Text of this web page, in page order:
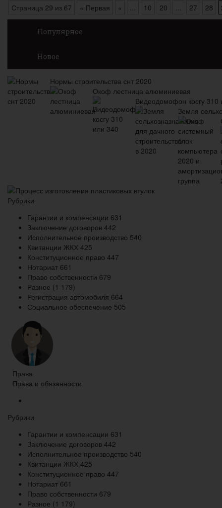
Страница 29 из 67
« Первая « 10 20 27 28
Популярное
Новое
Нормы строительства снт 2020
Окоф лестница алюминиевая
Видеодомофон косгу 310
Земля
Процесс изготовления пластиковых втулок
Рубрики
Гарантии и компенсации 631
Заключение договоров 442
Исполнительное производство 540
Квитанции ЖКХ 425
Конституционное право 447
Нотариат 661
Право собственности 679
Разное (1 179)
Регистрация автомобиля 664
Социальное обеспечение 505
Права
Права и обязанности
Рубрики
Гарантии и компенсации 631
Заключение договоров 442
Исполнительное производство 540
Квитанции ЖКХ 425
Конституционное право 447
Нотариат 661
Право собственности 679
Разное (1 179)